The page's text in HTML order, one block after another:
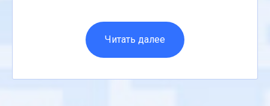
Читать далее